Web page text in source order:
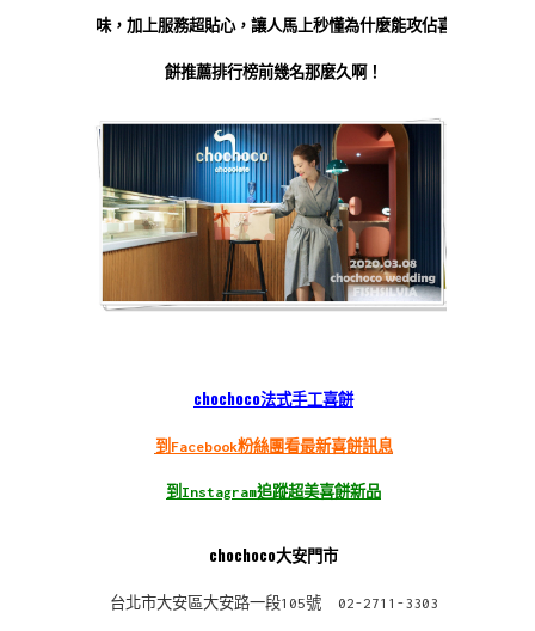
味，加上服務超貼心，讓人馬上秒懂為什麼能攻佔喜
餅推薦排行榜前幾名那麼久啊！
chochoco法式手工喜餅
到Facebook粉絲團看最新喜餅訊息
到Instagram追蹤超美喜餅新品
chochoco大安門市
台北市大安區大安路一段105號 02-2711-3303